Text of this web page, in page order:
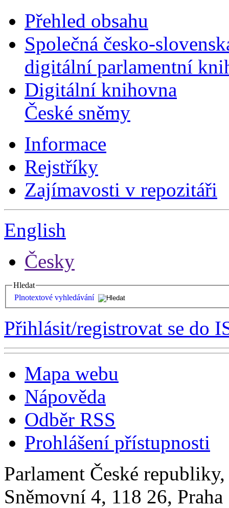
Přehled obsahu
Společná česko-
digitální parlamentní
Digitální knihovna
České sněmy
Informace
Rejstříky
Zajímavosti v repozitáři
English
Česky
Hledat
Plnotextové vyhledávání
Přihlásit/registrovat se do
Mapa webu
Nápověda
Odběr RSS
Prohlášení přístupnosti
Parlament České
Sněmovní 4, 118 26,